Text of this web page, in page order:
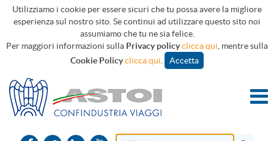
Utilizziamo i cookie per essere sicuri che tu possa avere la migliore
esperienza sul nostro sito. Se continui ad utilizzare questo sito noi
assumiamo che tu ne sia felice.
Per maggiori informazioni sulla Privacy policyclicca qui , mentre sulla
Cookie Policyclicca qui Accetta